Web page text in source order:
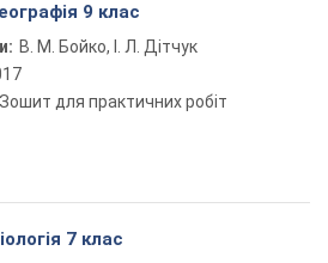
9 клас
В. М. Бойко, І. Л. Дітчук
Зошит для практичних робіт
7 клас